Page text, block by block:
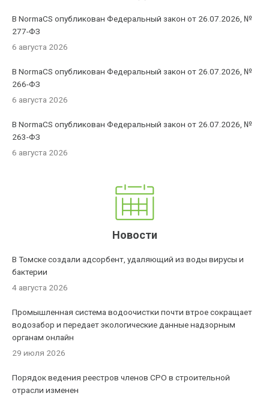
В NormaCS опубликован Федеральный закон от 26.07.2026, №
277-ФЗ
6 августа 2026
В NormaCS опубликован Федеральный закон от 26.07.2026, №
266-ФЗ
6 августа 2026
В NormaCS опубликован Федеральный закон от 26.07.2026, №
263-ФЗ
6 августа 2026
Новости
В Томске создали адсорбент, удаляющий из воды вирусы и
бактерии
4 августа 2026
Промышленная система водоочистки почти втрое сокращает
водозабор и передает экологические данные надзорным
органам онлайн
29 июля 2026
Порядок ведения реестров членов СРО в строительной
отрасли изменен